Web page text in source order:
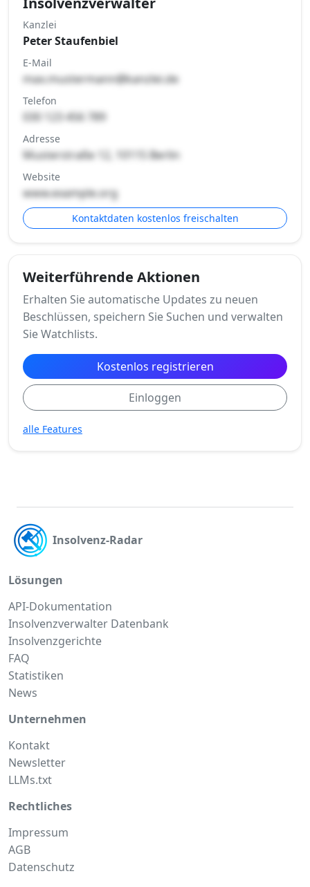
Kanzlei
Peter Staufenbiel
E-Mail
max.mustermann@kanzlei.de
Telefon
030 123 456 789
Adresse
Musterstraße 12, 10115 Berlin
Website
www.example.org
Kontaktdaten kostenlos freischalten
Weiterführende Aktionen
Erhalten Sie automatische Updates zu neuen
Beschlüssen, speichern Sie Suchen und verwalten
Sie Watchlists.
Kostenlos registrieren
Einloggen
alle Features
Insolvenz-Radar
Lösungen
API-Dokumentation
Insolvenzverwalter Datenbank
Insolvenzgerichte
FAQ
Statistiken
News
Unternehmen
Kontakt
Newsletter
LLMs.txt
Rechtliches
Impressum
AGB
Datenschutz